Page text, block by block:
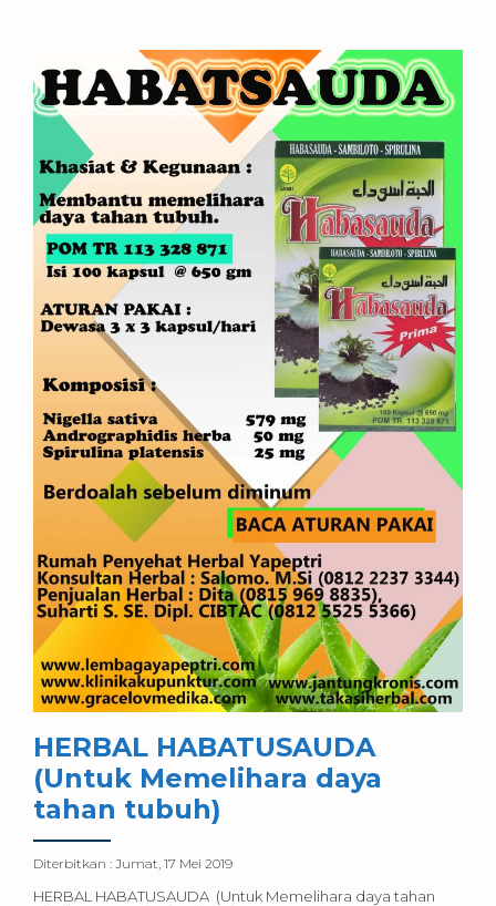
HERBAL HABATUSAUDA
(Untuk Memelihara daya
tahan tubuh)
Diterbitkan : Jumat, 17 Mei 2019
HERBAL HABATUSAUDA (Untuk Memelihara daya tahan